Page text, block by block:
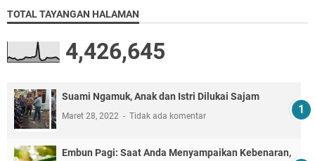
TOTAL TAYANGAN HALAMAN
4,426,645
Suami Ngamuk, Anak dan Istri Dilukai Sajam
Maret 28, 2022 Tidak ada komentar
Embun Pagi: Saat Anda Menyampaikan Kebenaran,